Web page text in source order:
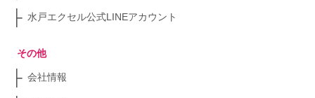
水戸エクセル公式LINEアカウント
その他
会社情報